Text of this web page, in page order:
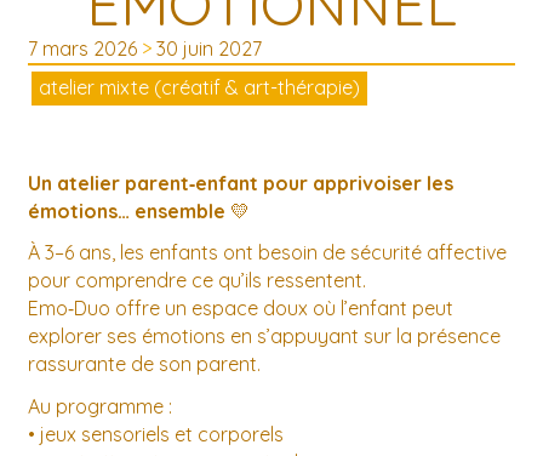
7 mars 2026 >30 juin 2027
atelier mixte (créatif & art-thérapie)
Un atelier parent‑enfant pour apprivoiser les
émotions… ensemble 💛
À 3–6 ans, les enfants ont besoin de sécurité affective
pour comprendre ce qu’ils ressentent.
Emo‑Duo offre un espace doux où l’enfant peut
explorer ses émotions en s’appuyant sur la présence
rassurante de son parent.
Au programme :
• jeux sensoriels et corporels